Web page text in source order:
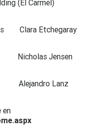
(El Carmel)
Clara Etchegaray
Jensen
Lanz
en